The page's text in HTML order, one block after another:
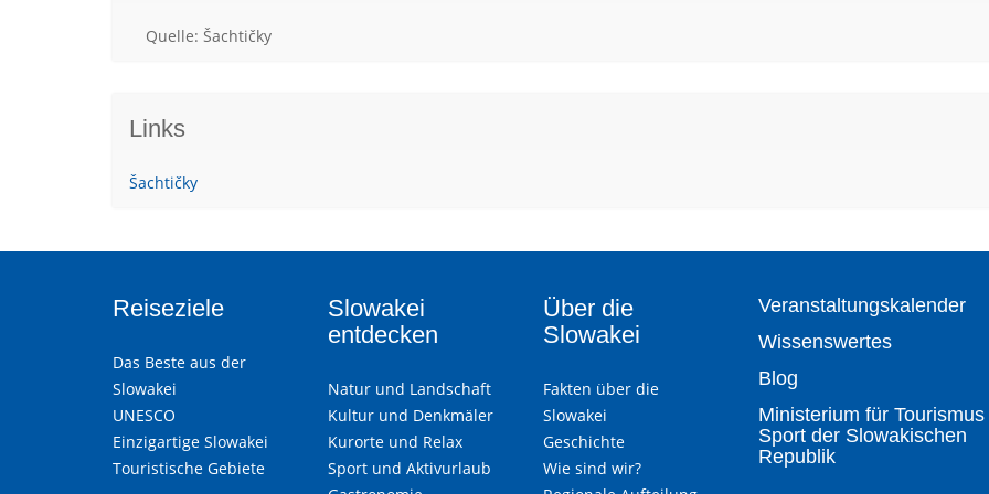
Quelle: Šachtičky
Links
Šachtičky
Reiseziele
Das Beste aus der
Slowakei
UNESCO
Einzigartige Slowakei
Touristische Gebiete
Slowakei
entdecken
Natur und Landschaft
Kultur und Denkmäler
Kurorte und Relax
Sport und Aktivurlaub
Über die
Slowakei
Fakten über die
Slowakei
Geschichte
Wie sind wir?
Veranstaltungskalender
Wissenswertes
Blog
Ministerium für
Sport der Slowakischen
Republik